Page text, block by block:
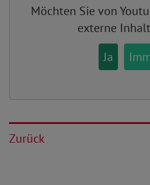
Möchten Sie von
externe
Ja
Zurück